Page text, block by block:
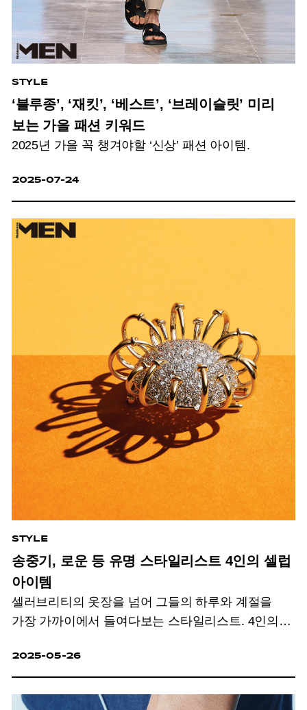
STYLE
‘블루종’, ‘재킷’, ‘베스트’, ‘브레이슬릿’ 미리
보는 가을 패션 키워드
2025년 가을 꼭 챙겨야할 ‘신상’ 패션 아이템.
2025-07-24
STYLE
송중기, 로운 등 유명 스타일리스트 4인의 셀럽
아이템
셀러브리티의 옷장을 넘어 그들의 하루와 계절을
가장 가까이에서 들여다보는 스타일리스트. 4인의
아이템과 모멘트를 물었다.
2025-05-26